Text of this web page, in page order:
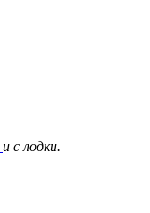
и с лодки.